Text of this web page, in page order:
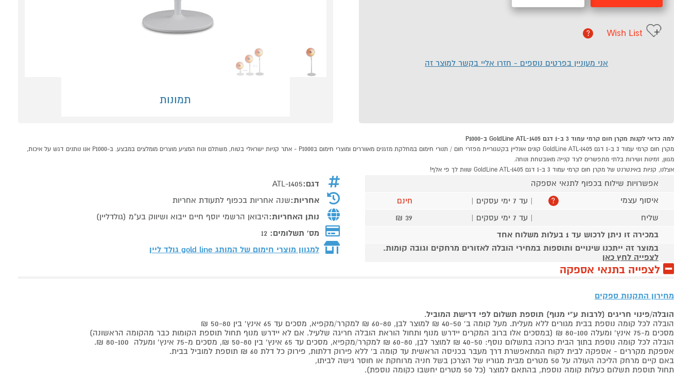
תמונות
Wish List
?
אני מעוניין בפרטים נוספים - חזרו אליי בקשר למוצר זה
למה כדאי לקנות מקרן חום קרמי עמוד 3 ב-1 דגם GoldLine ATL-1405 ב-P1000
מקרן חום קרמי עמוד 3 ב-1 דגם GoldLine ATL-1405 קונים אונליין בקטגוריית מפזרי חום / תנורי חימום במחלקת מזגנים מאווררים ומוצרי חימום בP1000 - אתר קניות ישראלי בטוח, משתלם ונוח המציע מוצרים מומלצים במבצע. ב-P1000 אנו נותנים דגש על איכות,
מגוון, זמינות ושירות בלתי מתפשרים לצד קנייה מאובטחת ונוחה.
אצלנו, קניות באינטרנט של מקרן חום קרמי עמוד 3 ב-1 דגם GoldLine ATL-1405 שוות לך פי אלף!
אפשרויות שילוח בכפוף לתנאי אספקה
איסוף עצמי
? | עד 7 ימי עסקים |
חינם
שליח
| עד 7 ימי עסקים |
39 ₪
במכירה זו ניתן לרכוש עד 1 בעלות משלוח אחד
במוצר זה ייתכנו שינויים ותוספות במחירי הובלה לאזורים מרחקים וגובה קומות.
לצפייה לחץ כאן
דגם:ATL-1405
אחריות:שנה אחריות בכפוף לתעודת אחריות
נותן האחריות:היבואן הרשמי יוסף חיים ייבוא ושיווק בע"מ (גולדליין)
מס' תשלומים: 12
למגוון מוצרי חימום של המותג gold line גולד ליין
לצפייה בתנאי אספקה
מחירון התקנות ספקים
הובלה/פינוי חריגים (לרבות ע"י מנוף) תוספת תשלום לפי דרישת המוביל.
הובלה לכל קומה נוספת בבית מגורים ללא מעלית. מעל קומה ב' 40-50 ₪ למוצר לבן, 60-80 ₪ למקרר/מקפיא, מסכים עד 65 אינץ' בין 50-80 ₪
מסכים מ-75 אינץ' ומעלה 80-100 ₪ (במסכים אלו ברוב המקרים יידרש מנוף ותחול הוראת הובלה חריגה שלעיל. אם לא יידרש מנוף תחול תוספת הקומות כבר מהקומה הראשונה)
הובלה לכל קומה נוספת בתוך הבית כרוכה בתשלום נוסף: 40-50 ₪ למוצר לבן, 60-80 ₪ למקרר/מקפיא, מסכים עד 65 אינץ' בין 50-80 ₪, מסכים מ-75 אינץ' ומעלה 80-100 ₪.
אספקת מקררים - אספקה לבית לקוח המתאפשרת דרך מעבר בכניסה הראשית עד קומה ב' ללא פירוק דלתות, פירוק כל דלת 60 ₪ תוספת למוביל בבית.
באם קיים מרחק הליכה העולה על 50 מטרים מבית מגוריו של הצרכן בשל חניה מרוחקת או חוסר גישה לביתו,
תחול תוספת תשלום כעלות קומה נוספת, בהתאם למוצר (כל 50 מטרים יחשבו כקומה נוספת).